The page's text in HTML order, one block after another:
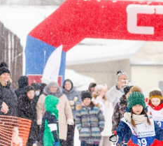
Новости
"Лыжня здоровья" 2022
населенных пунктов России,